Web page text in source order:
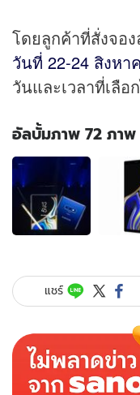
โดยลูกค้าที่สั่งจอ
วันที่ 22-24 สิงหา
วันและเวลาที่เลือ
อัลบั้มภาพ 72 ภาพ
อัลบั้ม
ภาพ
72
ภาพ
ของ
ราคา
สเปก
จอง
“Samsung
Galaxy
Note
แชร์